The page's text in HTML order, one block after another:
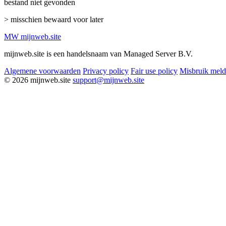
bestand niet gevonden
> misschien bewaard voor later
MW mijnweb.site
mijnweb.site is een handelsnaam van Managed Server B.V.
Algemene voorwaarden Privacy policy Fair use policy Misbruik
© 2026 mijnweb.site support@mijnweb.site